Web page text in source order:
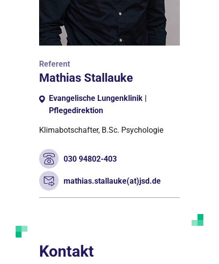
Referent
Mathias Stallauke
Evangelische Lungenklinik |
Pflegedirektion
Klimabotschafter, B.Sc. Psychologie
030 94802-403
mathias.stallauke(at)jsd.de
Kontakt